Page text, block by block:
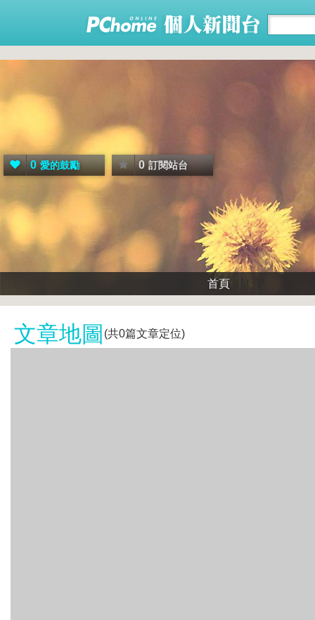
0 愛的鼓勵 0 訂閱站台
首頁
文章地圖 (共0篇文章定位)